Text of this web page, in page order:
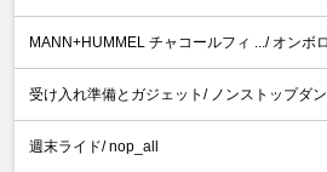
MANN+HUMMEL チャコールフィ .../ オンボ
受け入れ準備とガジェット/ ノンストップダ
週末ライド/ nop_all